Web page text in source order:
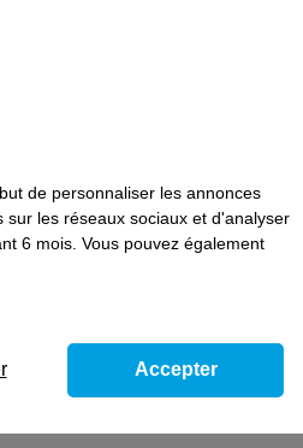
Voir la
Centre de
de personnaliser les annonces
les réseaux sociaux et d'analyser
6 mois. Vous pouvez également
Accepter